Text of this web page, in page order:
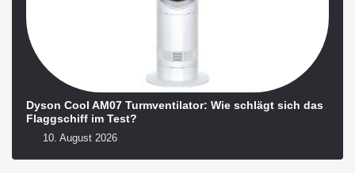
Dyson Cool AM07 Turmventilator: Wie schlägt sich das
Flaggschiff im Test?
10. August 2026